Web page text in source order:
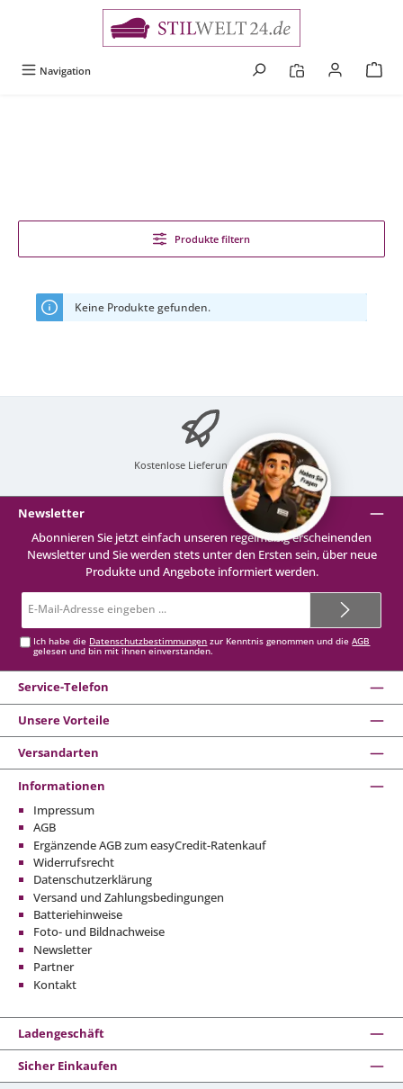
Navigation
Produkte filtern
Keine Produkte gefunden.
Kostenlose Lieferungab 99 €
Newsletter
Abonnieren Sie jetzt einfach unseren regelmäßig erscheinenden
Newsletter und Sie werden stets unter den Ersten sein, über neue
Produkte und Angebote informiert werden.
Mail-
Ich habe die Datenschutzbestimmungen zur Kenntnis genommen und dieAGB
gelesen und bin mit ihnen einverstanden.
Service-Telefon
Unsere Vorteile
Versandarten
Informationen
Impressum
AGB
Ergänzende AGB zum easyCredit-Ratenkauf
Widerrufsrecht
Datenschutzerklärung
Versand und Zahlungsbedingungen
Batteriehinweise
Foto- und Bildnachweise
Newsletter
Partner
Kontakt
Ladengeschäft
Sicher Einkaufen